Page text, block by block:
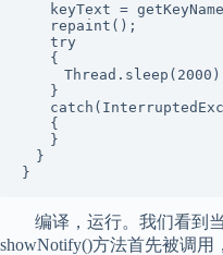
keyText =
repaint();
try
{
}
{
}
}
}
编译，运行。我们看到当
showNotify()方法首先被调用